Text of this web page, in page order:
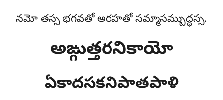
నమో తస్స భగవతో అరహతో సమ్మాసమ్బుద్ధస్స.
అఙ్గుత్తరనికాయో
ఏకాదసకనిపాతపాళి